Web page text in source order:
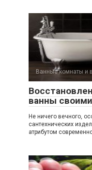
Ванные комнаты и
ванны
Не ничего вечного,
сантехнических
атрибутом